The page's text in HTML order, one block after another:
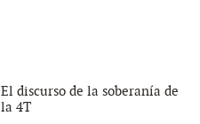
El discurso de la soberanía de
la 4T